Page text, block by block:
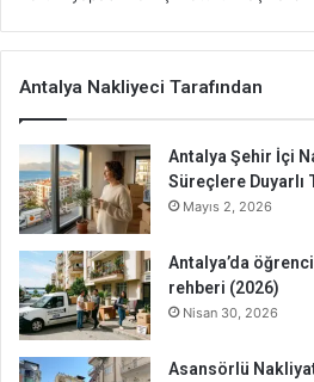
Antalya Nakliyeci Tarafından
Antalya Şehir İçi
Süreçlere Duyarlı
Mayıs 2, 2026
Antalya’da
rehberi (2026)
Nisan 30, 2026
Asansörlü